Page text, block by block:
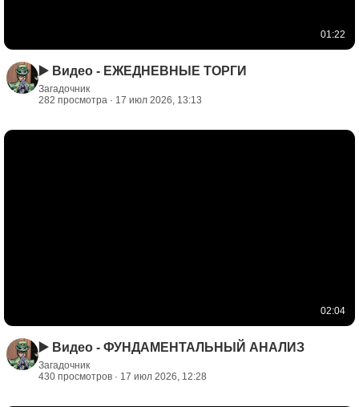
01:22
▶️ Видео - ЕЖЕДНЕВНЫЕ ТОРГИ
Загадочник
282 просмотра · 17 июл 2026, 13:13
02:04
▶️ Видео - ФУНДАМЕНТАЛЬНЫЙ АНАЛИЗ
Загадочник
430 просмотров · 17 июл 2026, 12:28